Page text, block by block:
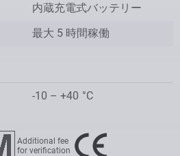
内蔵充電式バッテリー
最大 5 時間稼働
-10 – +40 °C
Additional fee
for verification